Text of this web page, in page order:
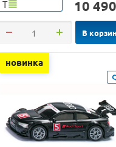
Т 10 490
В
новинка